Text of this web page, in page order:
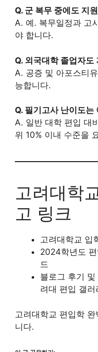
Q. 군 복무 중에도 지
A. 예. 복무일정과 고
야 합니다.
Q. 외국대학 졸업자도
A. 공증 및 아포스티
능합니다.
Q. 필기고사 난이도는
A. 일반 대학 편입 대
위 10% 이내 수준을
고려대학
고 링크
고려대학교 입
2024학년도
드
블로그 후기
려대 편입 갤러
고려대학교 편입학
니다.